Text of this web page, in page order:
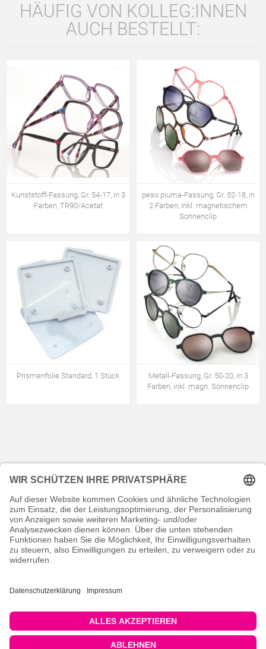
HÄUFIG VON KOLLEG:INNEN
AUCH BESTELLT:
Kunststoff-Fassung, Gr. 54-17, in 3
Farben, TR90/Acetat
peso piuma-Fassung, Gr. 52-18, in
2 Farben, inkl. magnetischem
Sonnenclip
Prismenfolie Standard, 1 Stück
Metall-Fassung, Gr. 50-20, in 3
Farben, inkl. magn. Sonnenclip
KONTAKT
RECHTLICHES
INFORMATIVES
MEIN KONTO